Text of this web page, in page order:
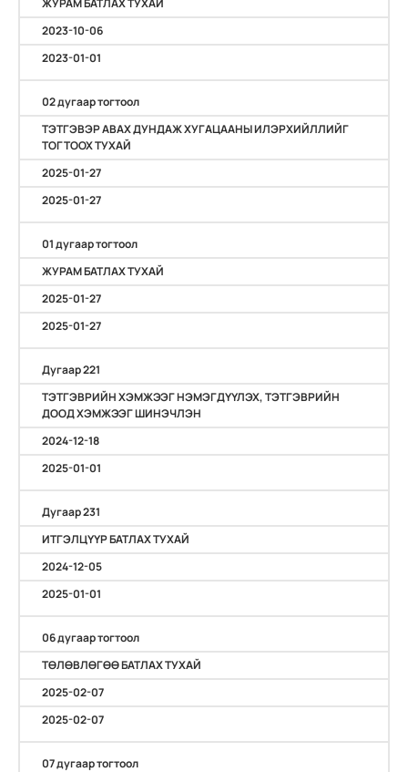
2023-10-06
2023-01-01
02 дугаар тогтоол
ТЭТГЭВЭР АВАХ ДУНДАЖ ХУГАЦААНЫ ИЛЭРХИЙЛЛИЙГ
ТОГТООХ ТУХАЙ
2025-01-27
2025-01-27
01 дугаар тогтоол
ЖУРАМ БАТЛАХ ТУХАЙ
2025-01-27
2025-01-27
Дугаар 221
ТЭТГЭВРИЙН ХЭМЖЭЭГ НЭМЭГДҮҮЛЭХ, ТЭТГЭВРИЙН
ДООД ХЭМЖЭЭГ ШИНЭЧЛЭН
2024-12-18
2025-01-01
Дугаар 231
ИТГЭЛЦҮҮР БАТЛАХ ТУХАЙ
2024-12-05
2025-01-01
06 дугаар тогтоол
ТӨЛӨВЛӨГӨӨ БАТЛАХ ТУХАЙ
2025-02-07
2025-02-07
07 дугаар тогтоол